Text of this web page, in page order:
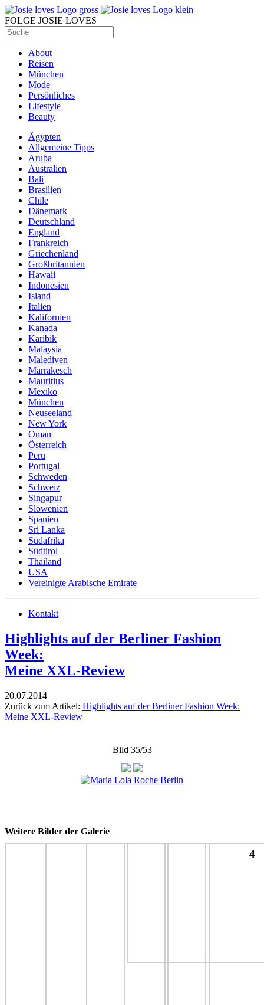
FOLGE JOSIE LOVES
About
Reisen
München
Mode
Persönliches
Lifestyle
Beauty
Ägypten
Allgemeine Tipps
Aruba
Australien
Bali
Brasilien
Chile
Dänemark
Deutschland
England
Frankreich
Griechenland
Großbritannien
Hawaii
Indonesien
Island
Italien
Kalifornien
Kanada
Karibik
Malaysia
Malediven
Marrakesch
Mauritius
Mexiko
München
Neuseeland
New York
Oman
Österreich
Peru
Portugal
Schweden
Schweiz
Singapur
Slowenien
Spanien
Sri Lanka
Südafrika
Südtirol
Thailand
USA
Vereinigte Arabische Emirate
Kontakt
Highlights auf der Berliner Fashion
Week:
Meine XXL-Review
20.07.2014
Zurück zum Artikel: Highlights auf der Berliner Fashion Week:
Meine XXL-Review
Bild 35/53
Weitere Bilder der Galerie
4